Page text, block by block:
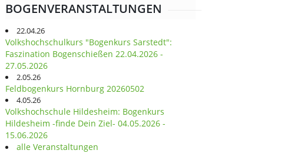
BOGENVERANSTALTUNGEN
22.04.26
Volkshochschulkurs "Bogenkurs Sarstedt":
Faszination Bogenschießen 22.04.2026 -
27.05.2026
2.05.26
Feldbogenkurs Hornburg 20260502
4.05.26
Volkshochschule Hildesheim: Bogenkurs
Hildesheim -finde Dein Ziel- 04.05.2026 -
15.06.2026
alle Veranstaltungen